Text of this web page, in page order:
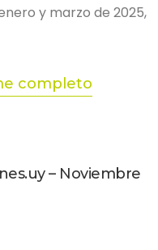
y marzo de 2025,
completo
– Noviembre